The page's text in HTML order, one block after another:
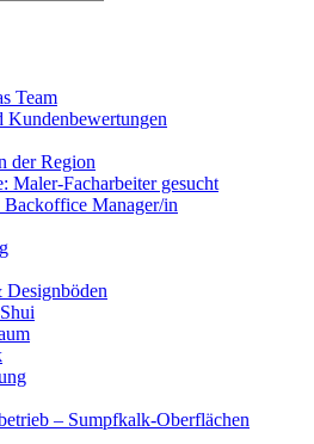
Team
Kundenbewertungen
der Region
Maler-Facharbeiter gesucht
Backoffice Manager/in
Designböden
– Sumpfkalk-Oberflächen